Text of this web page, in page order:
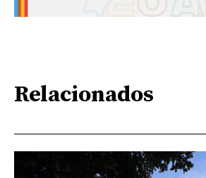
Relacionados